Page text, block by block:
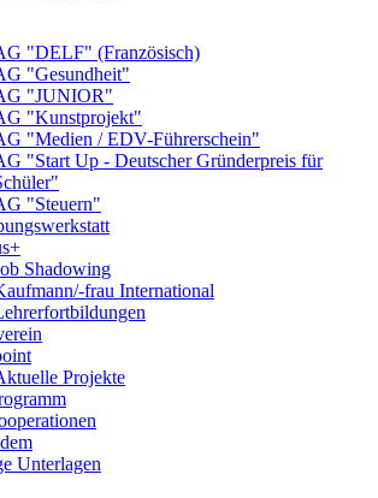
"DELF" (Französisch)
"Gesundheit"
"JUNIOR"
"Kunstprojekt"
"Medien / EDV-Führerschein"
"Start Up - Deutscher Gründerpreis für
"Steuern"
Shadowing
frau International
Projekte
Unterlagen